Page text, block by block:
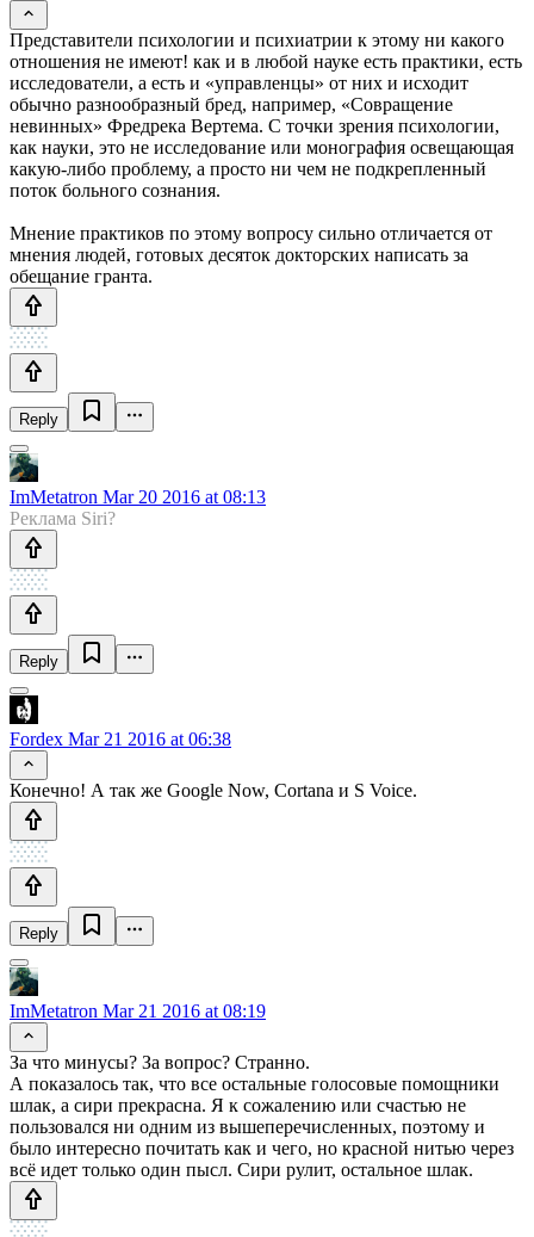
Представители психологии и психиатрии к этому ни какого
отношения не имеют! как и в любой науке есть практики, есть
исследователи, а есть и «управленцы» от них и исходит
обычно разнообразный бред, например, «Совращение
невинных» Фредрека Вертема. С точки зрения психологии,
как науки, это не исследование или монография освещающая
какую-либо проблему, а просто ни чем не подкрепленный
поток больного сознания.
Мнение практиков по этому вопросу сильно отличается от
мнения людей, готовых десяток докторских написать за
обещание гранта.
Reply
ImMetatron Mar 20 2016 at 08:13
Реклама Siri?
Reply
Fordex Mar 21 2016 at 06:38
Конечно! А так же Google Now, Cortana и S Voice.
Reply
ImMetatron Mar 21 2016 at 08:19
За что минусы? За вопрос? Странно.
А показалось так, что все остальные голосовые помощники
шлак, а сири прекрасна. Я к сожалению или счастью не
пользовался ни одним из вышеперечисленных, поэтому и
было интересно почитать как и чего, но красной нитью через
всё идет только один пысл. Сири рулит, остальное шлак.